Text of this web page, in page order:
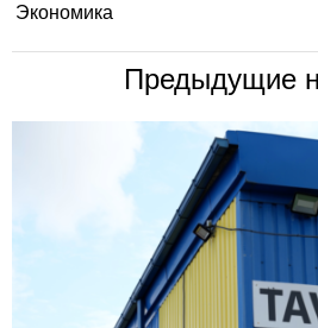
Экономика
Предыдущие